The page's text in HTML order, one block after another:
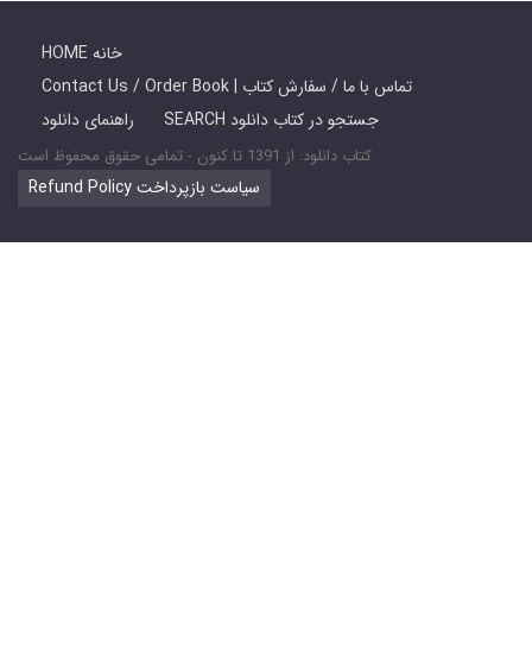
HOME خانه
Contact Us / Order Book | تماس با ما / سفارش کتاب
راهنمای دانلود
SEARCH جستجو در کتاب دانلود
کتاب دانلود: از 1391 تا کنون - تمامی حقوق محفوظ است
Refund Policy سیاست بازپرداخت